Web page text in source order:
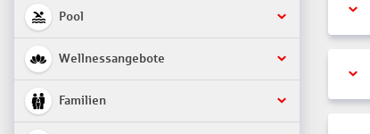
Pool
Wellnessangebote
Familien